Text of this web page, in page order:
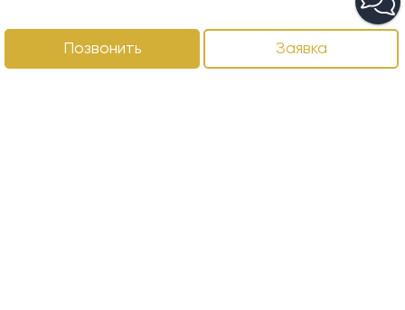
Позвонить Заявка